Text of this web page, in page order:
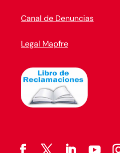
Canal de Denuncias
Legal Mapfre